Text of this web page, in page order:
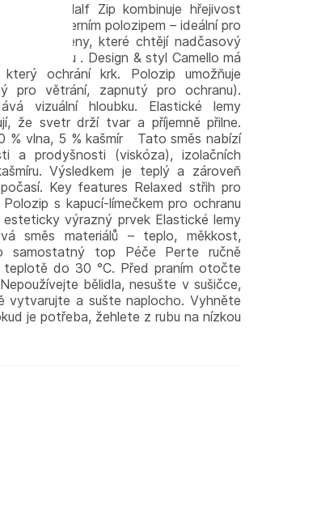
Cable Half Zip kombinuje hřejivost
s moderním polozipem – ideální pro
osloví ženy, které chtějí nadčasový
sezónu . Design & styl Camello má
ochrání krk. Polozip umožňuje
pro větrání, zapnutý pro ochranu).
vizuální hloubku. Elastické lemy
že svetr drží tvar a příjemně přilne.
% vlna, 5 % kašmír Tato směs nabízí
a prodyšnosti (viskóza), izolačních
Výsledkem je teplý a zároveň
Key features Relaxed střih pro
s kapucí-límečkem pro ochranu
výrazný prvek Elastické lemy
směs materiálů – teplo, měkkost,
top Péče Perte ručně
do 30 °C. Před praním otočte
bělidla, nesušte v sušičce,
vytvarujte a sušte naplocho. Vyhněte
je potřeba, žehlete z rubu na nízkou